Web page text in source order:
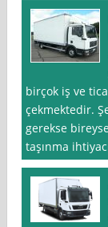
birçok iş ve
çekmektedir.
gerekse
taşınma